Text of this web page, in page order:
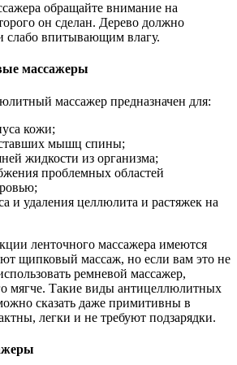
обращайте внимание на
он сделан. Дерево должно
слабо впитывающим влагу.
массажеры
массажер предназначен для:
кожи;
мышц спины;
жидкости из организма;
проблемных областей
и удаления целлюлита и растяжек на
ленточного массажера имеются
щипковый массаж, но если вам это не
ремневой массажер,
мягче. Такие виды антицеллюлитных
сказать даже примитивны в
легки и не требуют подзарядки.